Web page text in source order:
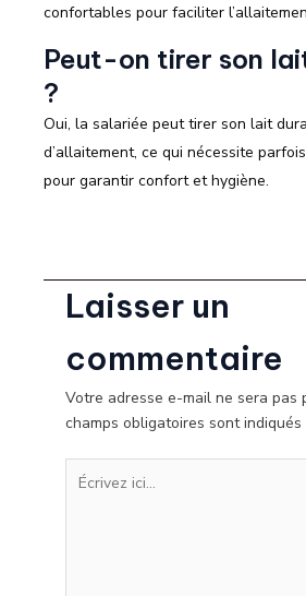
confortables pour faciliter
Peut-on tirer son
?
Oui, la salariée peut tirer son lait
d’allaitement, ce qui nécessite
pour garantir confort et hygiène.
Laisser un
commentaire
Votre adresse e-mail ne sera pas
champs obligatoires sont indiqués
Écrivez
ici…